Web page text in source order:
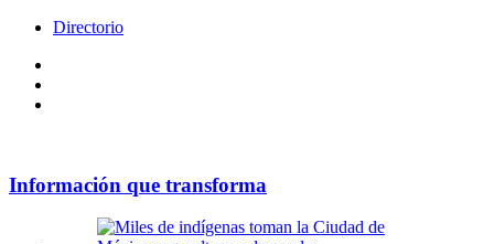
Directorio
Información que transforma